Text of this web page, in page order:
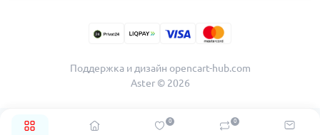
0 0
Поддержка и дизайн opencart-hub.com
Aster © 2026